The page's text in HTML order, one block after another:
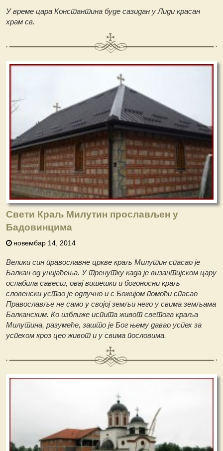
У време цара Константина буде сазидан у Лиди красан
храм св.
Свети Краљ Милутин прослављен у
Бадовинцима
новембар 14, 2014
Велики син православне цркве краљ Милутин спасао је
Балкан од унијаћења. У тренутку када је византијском цару
ослабила савест, овај витешки и богоносни краљ
словенски устао је одлучно и с Божијом помоћи спасао
Православље не само у својој земљи него у свима земљама
Балканским. Ко изближе испита живот светога краља
Милутина, разумеће, зашто је Бог њему давао успех за
успехом кроз цео живот и у свима пословима.